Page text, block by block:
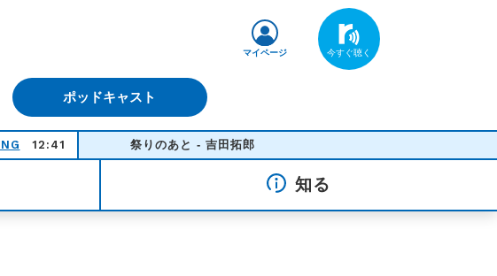
ポッドキャスト
マイページ
12:41 祭りのあと - 吉田拓郎
知る